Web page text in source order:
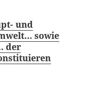
und
sowie
der